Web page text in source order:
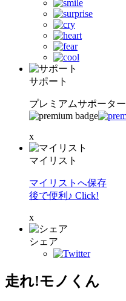
サポート
プレミアムサポーター
x
マイリスト
マイリストへ保存
後で便利♪ Click!
x
シェア
走れ!モノくん